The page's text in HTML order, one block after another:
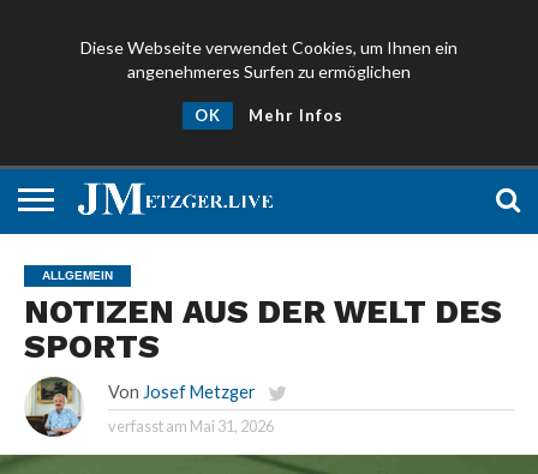
Diese Webseite verwendet Cookies, um Ihnen ein
angenehmeres Surfen zu ermöglichen
OK Mehr Infos
ALLGEMEIN
NOTIZEN AUS DER WELT DES
SPORTS
Von Josef Metzger
verfasst am Mai 31, 2026